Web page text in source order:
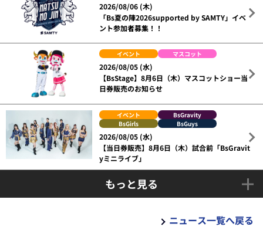
2026/08/06 (木)
「Bs夏の陣2026supported by SAMTY」イベ
ント参加者募集！！
イベント マスコット
2026/08/05 (水)
【BsStage】8月6日（木）マスコットショー当
日券販売のお知らせ
イベント
BsGravity
BsGirls
BsGuys
2026/08/05 (水)
【当日券販売】8月6日（木）試合前「BsGravit
yミニライブ」
もっと見る
ニュース一覧へ戻る